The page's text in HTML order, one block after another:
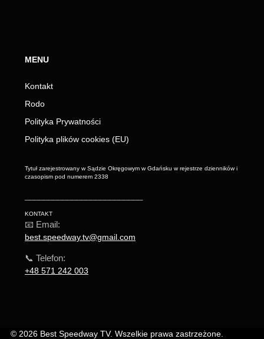
MENU
Kontakt
Rodo
Polityka Prywatności
Polityka plików cookies (EU)
Tytuł zarejestrowany w Sądzie Okręgowym w Gdańsku w rejestrze dzienników i
czasopism pod numerem 2338
KONTAKT
📧 Email:
best.speedway.tv@gmail.com
📞 Telefon:
+48 571 242 003
© 2026 Best Speedway TV. Wszelkie prawa zastrzeżone.